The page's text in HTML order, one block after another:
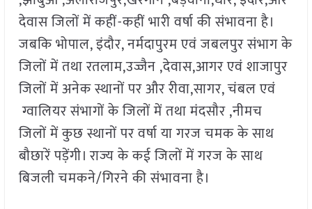
देवास जिलों में कहीं-कहीं भारी वर्षा की संभावना है।
जबकि भोपाल, इंदौर, नर्मदापुरम एवं जबलपुर संभाग के
जिलों में तथा रतलाम,उज्जैन ,देवास,आगर एवं शाजापुर
जिलों में अनेक स्थानों पर और रीवा,सागर, चंबल एवं
ग्वालियर संभागों के जिलों में तथा मंदसौर ,नीमच
जिलों में कुछ स्थानों पर वर्षा या गरज चमक के साथ
बौछारें पड़ेंगी। राज्य के कई जिलों में गरज के साथ
बिजली चमकने/गिरने की संभावना है।